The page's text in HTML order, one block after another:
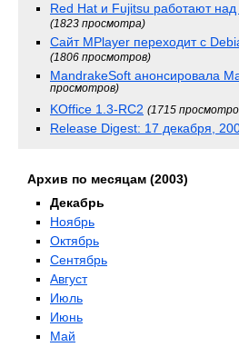
Red Hat и Fujitsu работают
(1823 просмотра)
Сайт MPlayer переходит с
(1806 просмотров)
MandrakeSoft анонсировала
просмотров)
KOffice 1.3-RC2 (1715
Release Digest: 17 декабря,
Архив по месяцам (2003)
Декабрь
Ноябрь
Октябрь
Сентябрь
Август
Июль
Июнь
Май